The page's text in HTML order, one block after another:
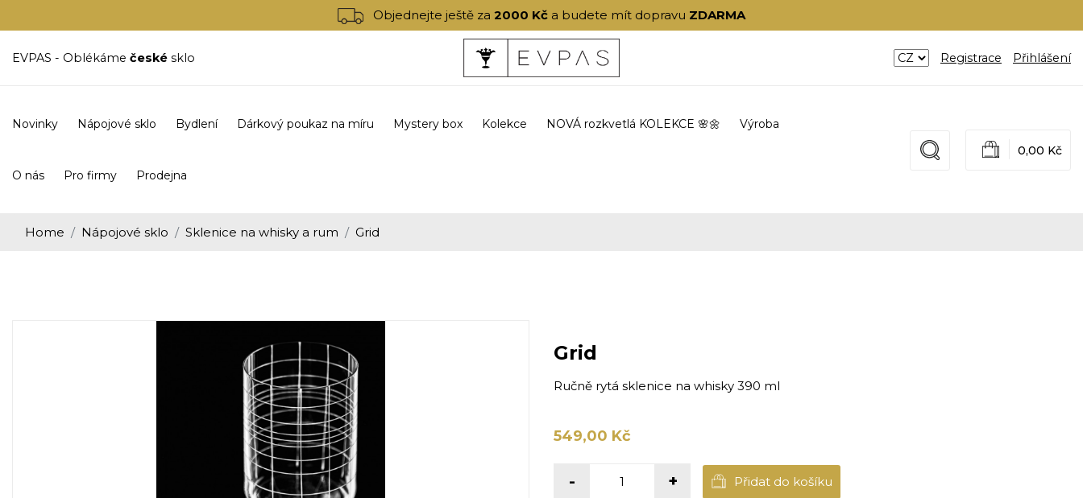
Objednejte ještě za2000 Kč a budete mít dopravu ZDARMA
EVPAS - Oblékáme české sklo Registrace Přihlášení
Novinky Nápojové sklo Bydlení Dárkový poukaz na míru Mystery box Kolekce NOVÁ rozkvetlá KOLEKCE 🌸🌼 Výroba
O nás Pro firmy Prodejna
0,00 Kč
Home Nápojové sklo Sklenice na whisky a rum Grid
Grid
Ručně rytá sklenice na whisky 390 ml
549,00 Kč
- + Přidat do košíku